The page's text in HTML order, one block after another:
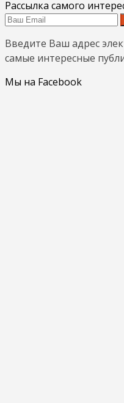
Рассылка самого
Введите Ваш адрес
самые интересные
Мы на Facebook